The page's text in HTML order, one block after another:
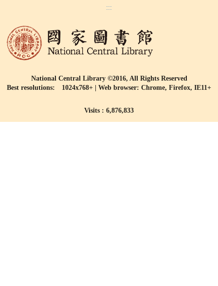
:::
National Central Library ©2016, All Rights Reserved
Best resolutions: 1024x768+ | Web browser: Chrome, Firefox, IE11+
Visits : 6,876,833